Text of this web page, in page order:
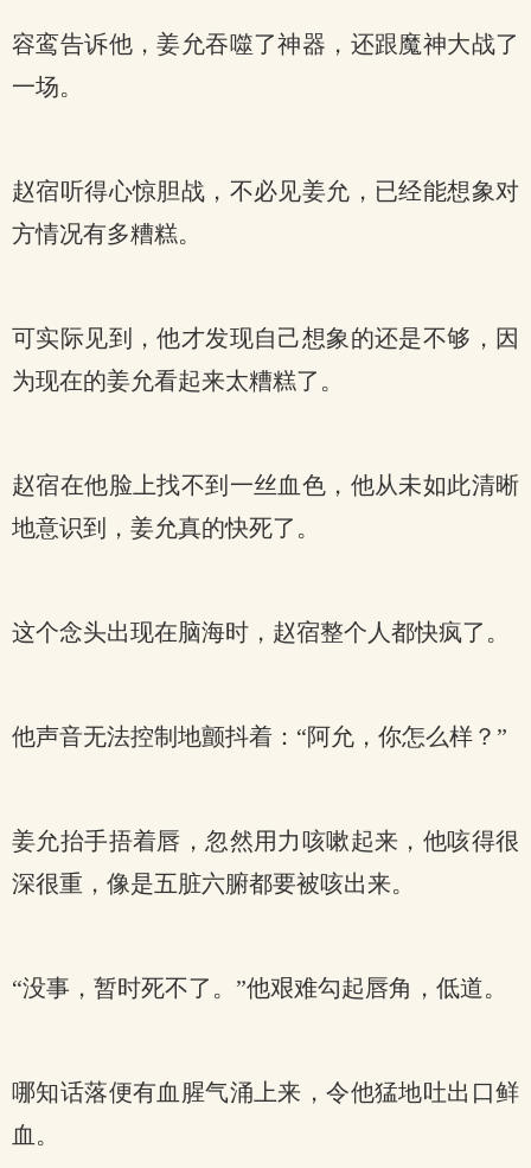
容鸾告诉他，姜允吞噬了神器，还跟魔神大战了
一场。
赵宿听得心惊胆战，不必见姜允，已经能想象对
方情况有多糟糕。
可实际见到，他才发现自己想象的还是不够，因
为现在的姜允看起来太糟糕了。
赵宿在他脸上找不到一丝血色，他从未如此清晰
地意识到，姜允真的快死了。
这个念头出现在脑海时，赵宿整个人都快疯了。
他声音无法控制地颤抖着：“阿允，你怎么样？”
姜允抬手捂着唇，忽然用力咳嗽起来，他咳得很
深很重，像是五脏六腑都要被咳出来。
“没事，暂时死不了。”他艰难勾起唇角，低道。
哪知话落便有血腥气涌上来，令他猛地吐出口鲜
血。